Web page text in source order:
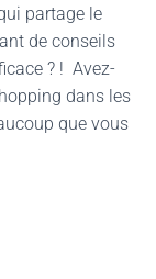
partage le
de conseils
? ! Avez-
dans les
que vous